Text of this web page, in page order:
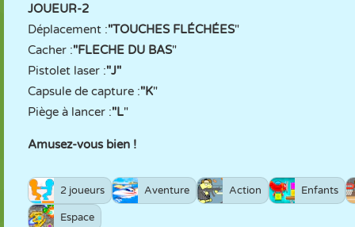
JOUEUR-2
Déplacement :"TOUCHES FLÉCHÉES"
Cacher :"FLECHE DU BAS"
Pistolet laser :"J"
Capsule de capture :"K"
Piège à lancer :"L"
Amusez-vous bien !
2 joueurs Aventure Action Enfants
Espace